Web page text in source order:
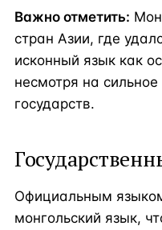
Важно отметить:
стран Азии, где
исконный язык как
несмотря на
государств.
Официальным
монгольский язык,